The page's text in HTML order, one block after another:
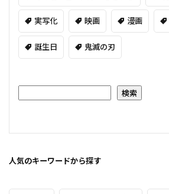
実写化 映画 漫画
誕生日 鬼滅の刃
検索
人気のキーワードから探す